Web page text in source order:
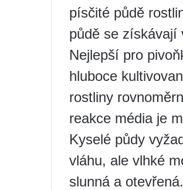
písčité půdě
půdě se získávají
Nejlepší pro
hluboce
rostliny
reakce média je
Kyselé půdy
vláhu, ale vlhké
slunná a